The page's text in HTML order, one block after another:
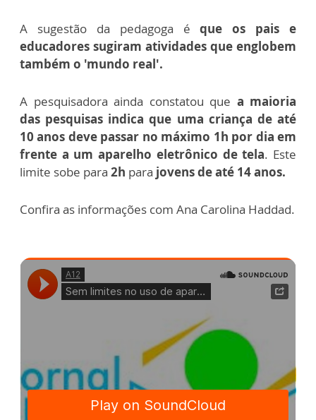
A sugestão da pedagoga éque os pais e
educadores sugiram atividades que englobem
também o 'mundo real'.
A pesquisadora ainda constatou que a maioria
das pesquisas indica que uma criança de até
10 anos deve passar no máximo 1h por dia em
frente a um aparelho eletrônico de tela. Este
limite sobe para 2h para jovens de até 14 anos.
Confira as informações com Ana Carolina Haddad.